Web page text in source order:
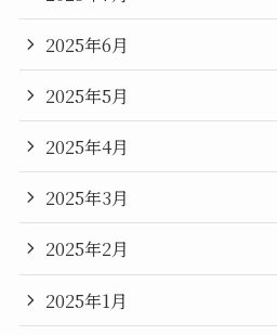
2025年6月
2025年5月
2025年4月
2025年3月
2025年2月
2025年1月